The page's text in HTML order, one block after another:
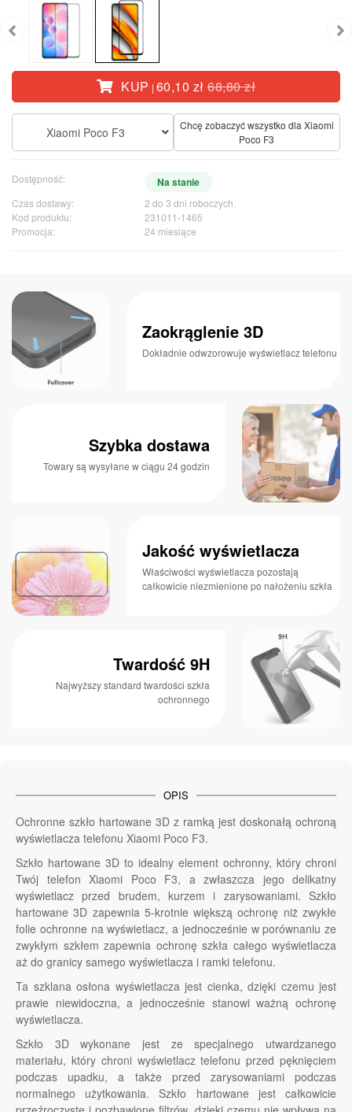
KUP | 60,10 zł 68,80 zł
Xiaomi Poco F3
Chcę zobaczyć wszystko dla Xiaomi
Poco F3
Dostępność: Na stanie
Czas dostawy:
2 do 3 dni roboczych.
Kod produktu:
231011-1465
Promocja:
24 miesiące
Zaokrąglenie 3D
Dokładnie odwzorowuje wyświetlacz telefonu
Szybka dostawa
Towary są wysyłane w ciągu 24 godzin
Jakość wyświetlacza
Właściwości wyświetlacza pozostają
całkowicie niezmienione po nałożeniu szkła
Twardość 9H
Najwyższy standard twardości szkła
ochronnego
OPIS
Ochronne szkło hartowane 3D z ramką jest doskonałą ochroną
wyświetlacza telefonu Xiaomi Poco F3.
Szkło hartowane 3D to idealny element ochronny, który chroni
Twój telefon Xiaomi Poco F3, a zwłaszcza jego delikatny
wyświetlacz przed brudem, kurzem i zarysowaniami. Szkło
hartowane 3D zapewnia 5-krotnie większą ochronę niż zwykłe
folie ochronne na wyświetlacz, a jednocześnie w porównaniu ze
zwykłym szkłem zapewnia ochronę szkła całego wyświetlacza
aż do granicy samego wyświetlacza i ramki telefonu.
Ta szklana osłona wyświetlacza jest cienka, dzięki czemu jest
prawie niewidoczna, a jednocześnie stanowi ważną ochronę
wyświetlacza.
Szkło 3D wykonane jest ze specjalnego utwardzanego
materiału, który chroni wyświetlacz telefonu przed pęknięciem
podczas upadku, a także przed zarysowaniami podczas
normalnego użytkowania. Szkło hartowane jest całkowicie